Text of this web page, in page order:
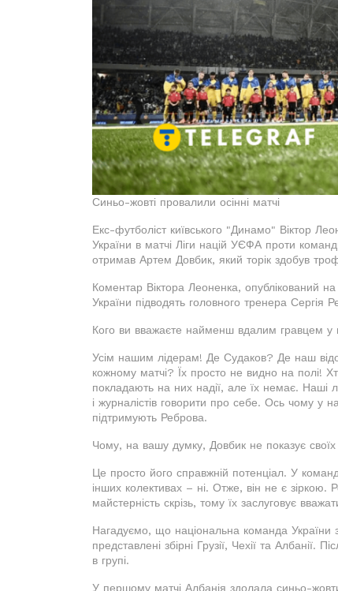
Синьо-жовті провалили осінні матчі
Екс-футболіст київського "Динамо" Віктор
України в матчі Ліги націй УЄФА проти
отримав Артем Довбик, який торік здобув
Коментар Віктора Леоненка, опублікований
України підводять головного тренера Сергія
Кого ви вважаєте найменш вдалим гравцем у
Усім нашим лідерам! Де Судаков? Де наш
кожному матчі? Їх просто не видно на полі!
покладають на них надії, але їх немає. Наші
і журналістів говорити про себе. Ось чому у
підтримують Реброва.
Чому, на вашу думку, Довбик не показує своїх
Це просто його справжній потенціал. У
інших колективах – ні. Отже, він не є
майстерність скрізь, тому їх заслуговує
Нагадуємо, що національна команда України
представлені збірні Грузії, Чехії та Албанії.
в групі.
У першому матчі Албанія здолала синьо-